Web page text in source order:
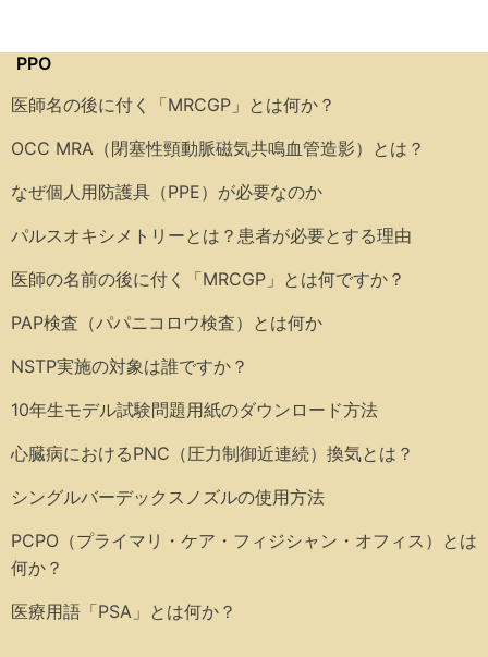
PPO
医師名の後に付く「MRCGP」とは何か？
OCC MRA（閉塞性頸動脈磁気共鳴血管造影）とは？
なぜ個人用防護具（PPE）が必要なのか
パルスオキシメトリーとは？患者が必要とする理由
医師の名前の後に付く「MRCGP」とは何ですか？
PAP検査（パパニコロウ検査）とは何か
NSTP実施の対象は誰ですか？
10年生モデル試験問題用紙のダウンロード方法
心臓病におけるPNC（圧力制御近連続）換気とは？
シングルバーデックスノズルの使用方法
PCPO（プライマリ・ケア・フィジシャン・オフィス）とは
何か？
医療用語「PSA」とは何か？